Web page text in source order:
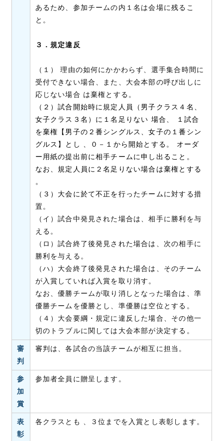
あるため、参加チームの内１名は会場に残るこ
と。
３．規定違反
（１） 理由の如何にかかわらず、選手集合時間に
受付できない場合、また、大会本部の呼び出しに
応じない場合 は棄権とする。
（２）試合開始時に規定人員（男子クラス４名、
女子クラス３名）に１名足りない 場合、 １試合
を棄権【男子の２番シングルス、女子の１番シン
グルス】とし 、０－１から開始とする。 オーダ
ー用紙の提出前に相手チームに申し出ること。
なお、規定人員に２名足りない場合は棄権とする
。
（３）大会に於て不正を行ったチームに対する措
置。
（イ）試合中発見された場合は、相手に勝利を与
える。
（ロ）試合終了後発見された場合は、次の相手に
勝利を与える。
（ハ）大会終了後発見された場合は、そのチーム
が入賞していれば入賞を取り消す。
なお、優勝チームが取り消しとなった場合は、準
優勝チームを優勝とし、準優勝は空位とする。
（４）大会要綱・規定に違反した場合、その他一
切のトラブルに関しては大会本部が決定する。
審
判
審判は、各試合の当該チームが相互に担当。
参
加
賞
参加者全員に贈呈します。
表
彰
各クラスとも 、３位までを入賞とし表彰します。